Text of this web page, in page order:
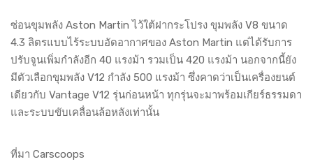
ซ่อนขุมพลัง Aston Martin ไว้ใต้ฝากระโปรง ขุมพลัง V8 ขนาด
4.3 ลิตรแบบไร้ระบบอัดอากาศของ Aston Martin แต่ได้รับการ
ปรับจูนเพิ่มกำลังอีก 40 แรงม้า รวมเป็น 420 แรงม้า นอกจากนี้ยัง
มีตัวเลือกขุมพลัง V12 กำลัง 500 แรงม้า ซึ่งคาดว่าเป็นเครื่องยนต์
เดียวกับ Vantage V12 รุ่นก่อนหน้า ทุกรุ่นจะมาพร้อมเกียร์ธรรมดา
และระบบขับเคลื่อนล้อหลังเท่านั้น
ที่มา Carscoops